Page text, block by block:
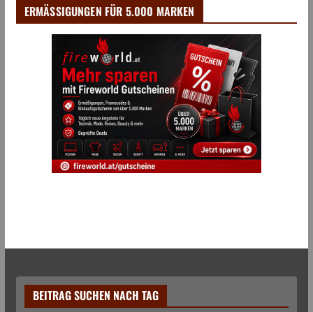
ERMÄSSIGUNGEN FÜR 5.000 MARKEN
BEITRAG SUCHEN NACH TAG